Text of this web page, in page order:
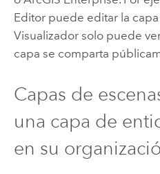
Editor puede editar la
Visualizador solo puede
capa se comparta
Capas de
una capa de
en su